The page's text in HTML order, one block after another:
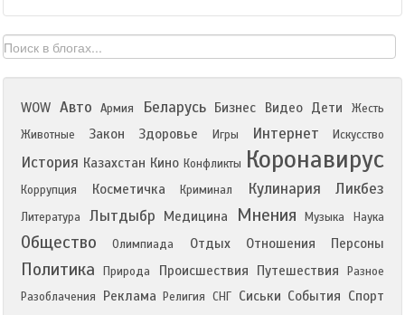
WOW Авто Армия Беларусь Бизнес Видео Дети
Жесть
Животные
Закон Здоровье Игры Интернет Искусство
История Казахстан Кино Конфликты Коронавирус
Коррупция Косметичка Криминал Кулинария Ликбез
Литература Лытдыбр Медицина Мнения Музыка Наука
Общество Олимпиада Отдых Отношения Персоны
Политика Природа Происшествия Путешествия
Разное
Разоблачения
Реклама Религия СНГ Сиськи События Спорт